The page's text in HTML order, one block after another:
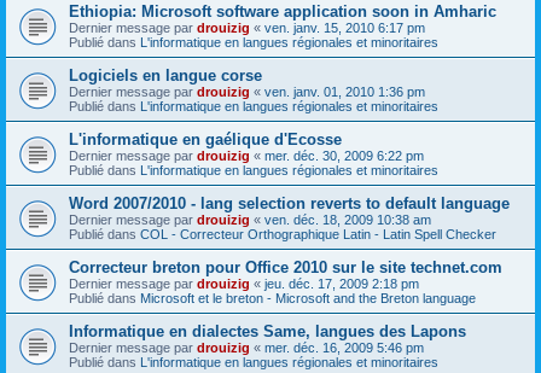
Ethiopia: Microsoft software application soon in Amharic
Dernier message par drouizig « ven. janv. 15, 2010 6:17 pm
Publié dans L'informatique en langues régionales et minoritaires
Logiciels en langue corse
Dernier message par drouizig « ven. janv. 01, 2010 1:36 pm
Publié dans L'informatique en langues régionales et minoritaires
L'informatique en gaélique d'Ecosse
Dernier message par drouizig « mer. déc. 30, 2009 6:22 pm
Publié dans L'informatique en langues régionales et minoritaires
Word 2007/2010 - lang selection reverts to default language
Dernier message par drouizig « ven. déc. 18, 2009 10:38 am
Publié dans COL - Correcteur Orthographique Latin - Latin Spell Checker
Correcteur breton pour Office 2010 sur le site technet.com
Dernier message par drouizig « jeu. déc. 17, 2009 2:18 pm
Publié dans Microsoft et le breton - Microsoft and the Breton language
Informatique en dialectes Same, langues des Lapons
Dernier message par drouizig « mer. déc. 16, 2009 5:46 pm
Publié dans L'informatique en langues régionales et minoritaires